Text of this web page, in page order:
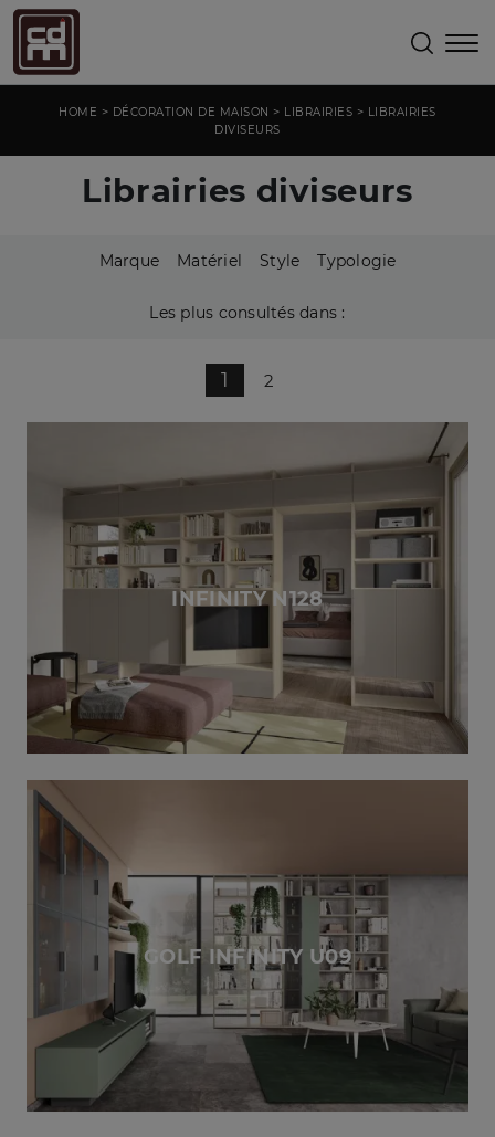
HOME > DÉCORATION DE MAISON > LIBRAIRIES > LIBRAIRIES
DIVISEURS
Librairies diviseurs
Marque Matériel Style Typologie
Les plus consultés dans :
1 2
INFINITY N128
GOLF INFINITY U09